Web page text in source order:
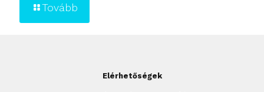
Tovább
Elérhetőségek